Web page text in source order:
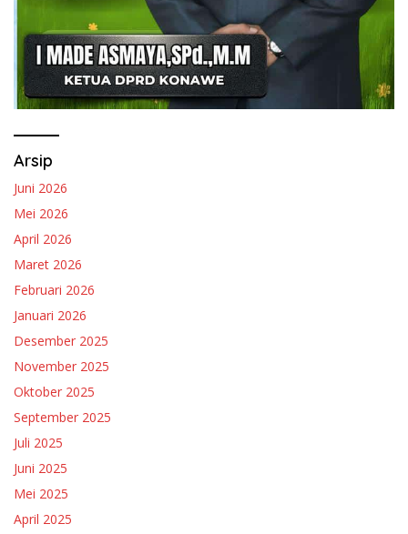
Arsip
Juni 2026
Mei 2026
April 2026
Maret 2026
Februari 2026
Januari 2026
Desember 2025
November 2025
Oktober 2025
September 2025
Juli 2025
Juni 2025
Mei 2025
April 2025